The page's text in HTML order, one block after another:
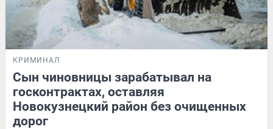
КРИМИНАЛ
Сын чиновницы зарабатывал на
госконтрактах, оставляя
Новокузнецкий район без очищенных
дорог